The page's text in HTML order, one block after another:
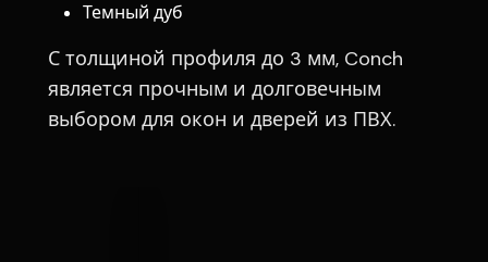
Темный дуб
С толщиной профиля до 3 мм, Conch
является прочным и долговечным
выбором для окон и дверей из ПВХ.